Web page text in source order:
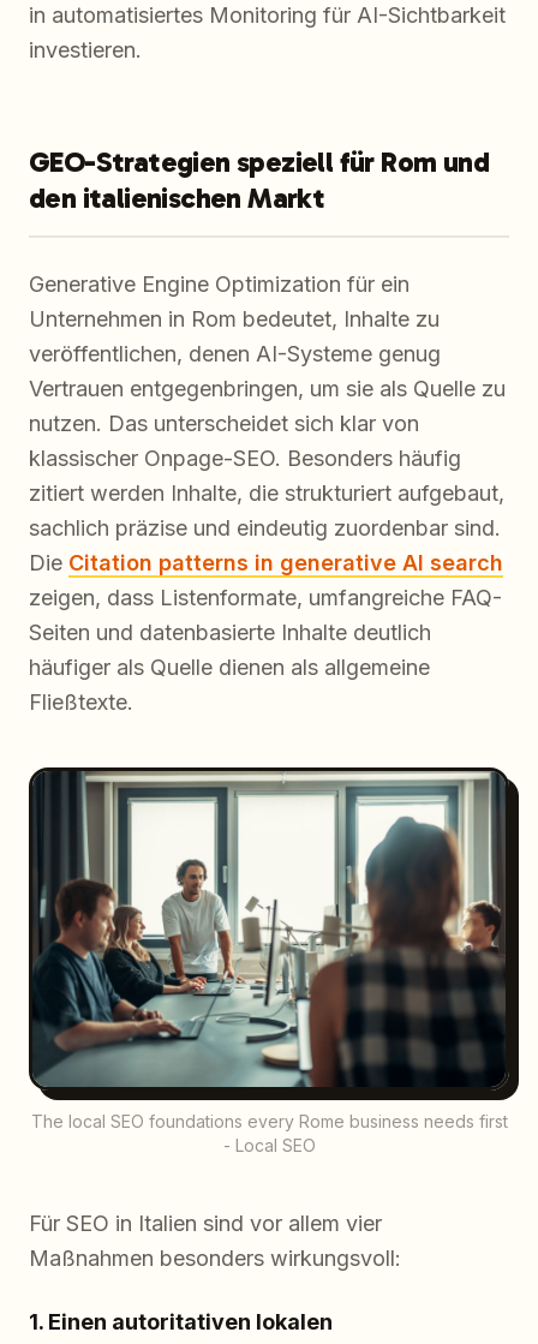
in automatisiertes Monitoring für AI-Sichtbarkeit
investieren.
GEO-Strategien speziell für Rom und
den italienischen Markt
Generative Engine Optimization für ein
Unternehmen in Rom bedeutet, Inhalte zu
veröffentlichen, denen AI-Systeme genug
Vertrauen entgegenbringen, um sie als Quelle zu
nutzen. Das unterscheidet sich klar von
klassischer Onpage-SEO. Besonders häufig
zitiert werden Inhalte, die strukturiert aufgebaut,
sachlich präzise und eindeutig zuordenbar sind.
Die Citation patterns in generative AI search
zeigen, dass Listenformate, umfangreiche FAQ-
Seiten und datenbasierte Inhalte deutlich
häufiger als Quelle dienen als allgemeine
Fließtexte.
The local SEO foundations every Rome business needs first
- Local SEO
Für SEO in Italien sind vor allem vier
Maßnahmen besonders wirkungsvoll:
1. Einen autoritativen lokalen